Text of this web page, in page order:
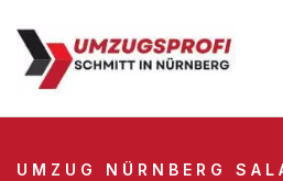
UMZUG NÜRNBERG